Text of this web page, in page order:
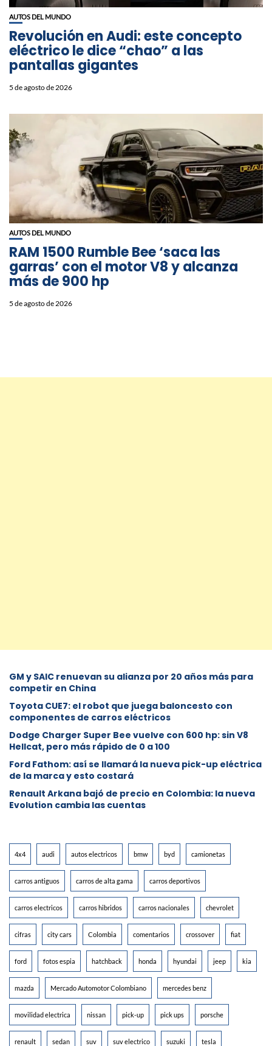
AUTOS DEL MUNDO
Revolución en Audi: este concepto
eléctrico le dice “chao” a las
pantallas gigantes
5 de agosto de 2026
AUTOS DEL MUNDO
RAM 1500 Rumble Bee ‘saca las
garras’ con el motor V8 y alcanza
más de 900 hp
5 de agosto de 2026
GM y SAIC renuevan su alianza por 20 años más para
competir en China
Toyota CUE7: el robot que juega baloncesto con
componentes de carros eléctricos
Dodge Charger Super Bee vuelve con 600 hp: sin V8
Hellcat, pero más rápido de 0 a 100
Ford Fathom: así se llamará la nueva pick-up eléctrica
de la marca y esto costará
Renault Arkana bajó de precio en Colombia: la nueva
Evolution cambia las cuentas
4x4 audi autos electricos bmw byd camionetas
carros antiguos carros de alta gama carros deportivos
carros electricos carros hibridos carros nacionales chevrolet
cifras city cars Colombia comentarios crossover fiat
ford fotos espia hatchback honda hyundai jeep kia
mazda Mercado Automotor Colombiano mercedes benz
movilidad electrica nissan pick-up pick ups porsche
renault sedan suv suv electrico suzuki tesla